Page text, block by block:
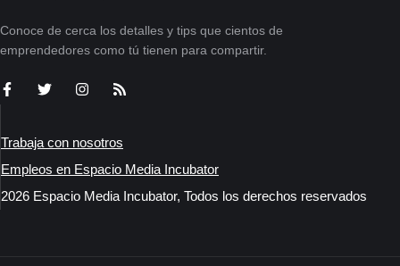
Conoce de cerca los detalles y tips que cientos de
emprendedores como tú tienen para compartir.
Trabaja con nosotros
Empleos en Espacio Media Incubator
2026 Espacio Media Incubator, Todos los derechos reservados